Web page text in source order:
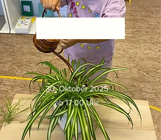
30. Oktober 2025
ab 17:00 Uhr